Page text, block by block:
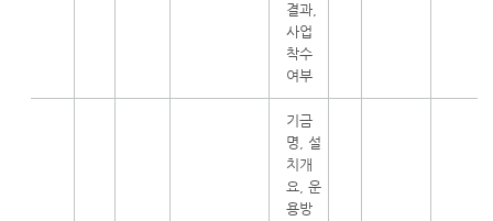
결과,
사업
착수
여부
기금
명, 설
치개
요, 운
용방